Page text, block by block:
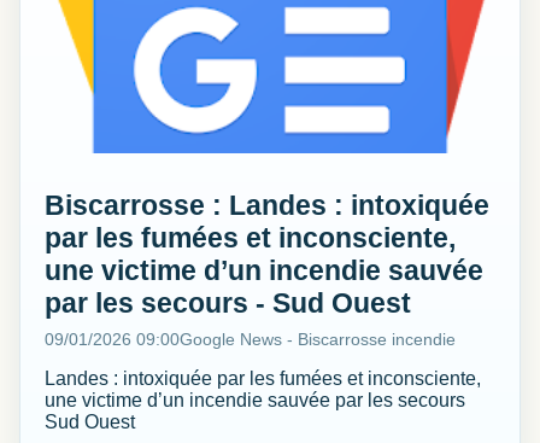
Biscarrosse : Landes : intoxiquée
par les fumées et inconsciente,
une victime d’un incendie sauvée
par les secours - Sud Ouest
09/01/2026 09:00Google News - Biscarrosse incendie
Landes : intoxiquée par les fumées et inconsciente,
une victime d’un incendie sauvée par les secours
Sud Ouest